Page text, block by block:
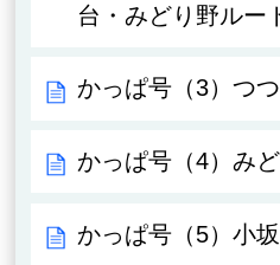
台・みどり野ルー
かっぱ号（3）つ
かっぱ号（4）み
かっぱ号（5）小